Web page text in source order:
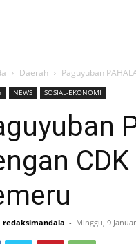
Daerah Paguyuban
NEWS SOSIAL-EKONOMI
redaksimandala - Minggu, 9